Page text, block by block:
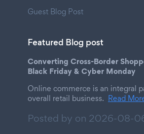
Guest Blog Post
Featured Blog post
Converting Cross-Border
Black Friday & Cyber Monday
Online commerce is an integral
overall retail business. Read
Posted by on 2026-08-